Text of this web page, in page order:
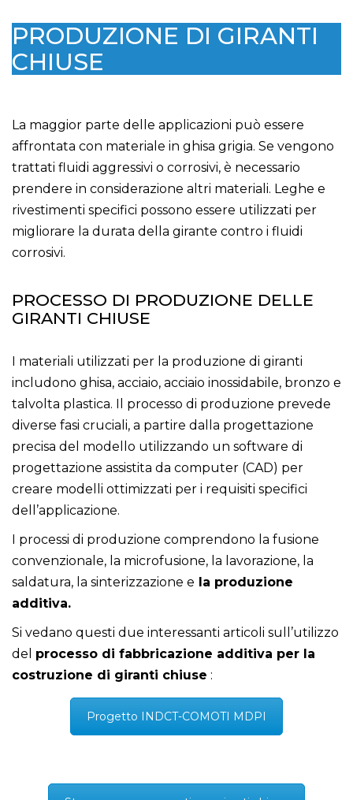
PRODUZIONE DI GIRANTI
CHIUSE
La maggior parte delle applicazioni può essere
affrontata con materiale in ghisa grigia. Se vengono
trattati fluidi aggressivi o corrosivi, è necessario
prendere in considerazione altri materiali. Leghe e
rivestimenti specifici possono essere utilizzati per
migliorare la durata della girante contro i fluidi
corrosivi.
PROCESSO DI PRODUZIONE DELLE
GIRANTI CHIUSE
I materiali utilizzati per la produzione di giranti
includono ghisa, acciaio, acciaio inossidabile, bronzo e
talvolta plastica. Il processo di produzione prevede
diverse fasi cruciali, a partire dalla progettazione
precisa del modello utilizzando un software di
progettazione assistita da computer (CAD) per
creare modelli ottimizzati per i requisiti specifici
dell’applicazione.
I processi di produzione comprendono la fusione
convenzionale, la microfusione, la lavorazione, la
saldatura, la sinterizzazione e la produzione
additiva.
Si vedano questi due interessanti articoli sull’utilizzo
del processo di fabbricazione additiva per la
costruzione di giranti chiuse :
Progetto INDCT-COMOTI MDPI